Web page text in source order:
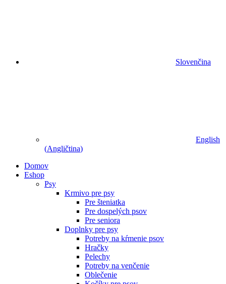
Slovenčina
English
(Angličtina)
Domov
Eshop
Psy
Krmivo pre psy
Pre šteniatka
Pre dospelých psov
Pre seniora
Doplnky pre psy
Potreby na kŕmenie psov
Hračky
Pelechy
Potreby na venčenie
Oblečenie